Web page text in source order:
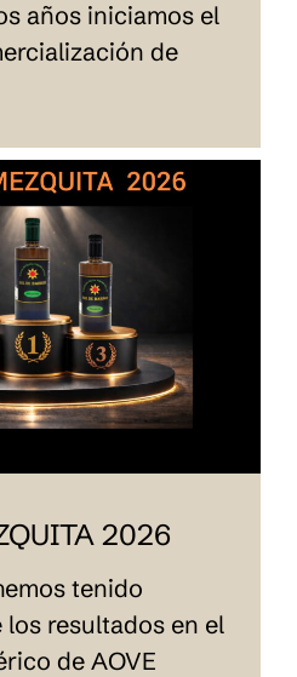
años iniciamos el
de
2026
tenido
resultados en el
de AOVE